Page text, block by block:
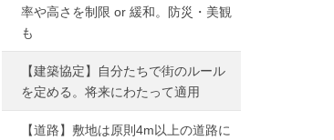
率や高さを制限 or 緩和。防災・美観
も
【建築協定】自分たちで街のルール
を定める。将来にわたって適用
【道路】敷地は原則4m以上の道路に